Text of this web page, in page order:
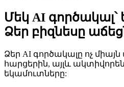
Մեկ AI
Ձեր բիզնեսը
Ձեր AI գործակալը ոչ
հարցերին, այլև
եկամուտները: